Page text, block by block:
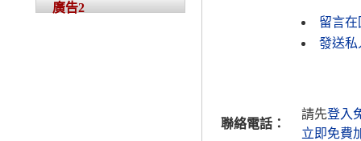
留言
發送私
聯絡電話：
請先登入
立即免費
廣告2